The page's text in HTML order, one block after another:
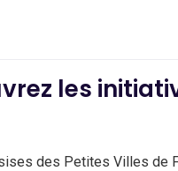
les
des Petites Villes de